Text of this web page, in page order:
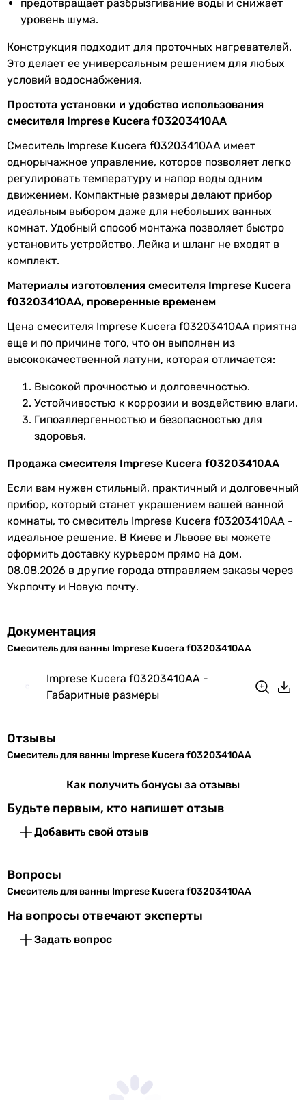
предотвращает разбрызгивание воды и снижает
уровень шума.
Конструкция подходит для проточных нагревателей.
Это делает ее универсальным решением для любых
условий водоснабжения.
Простота установки и удобство использования
смесителя Imprese Kucera f03203410AA
Смеситель Imprese Kucera f03203410AA имеет
однорычажное управление, которое позволяет легко
регулировать температуру и напор воды одним
движением. Компактные размеры делают прибор
идеальным выбором даже для небольших ванных
комнат. Удобный способ монтажа позволяет быстро
установить устройство. Лейка и шланг не входят в
комплект.
Материалы изготовления смесителя Imprese Kucera
f03203410AA, проверенные временем
Цена смесителя Imprese Kucera f03203410AA приятна
еще и по причине того, что он выполнен из
высококачественной латуни, которая отличается:
Высокой прочностью и долговечностью.
Устойчивостью к коррозии и воздействию влаги.
Гипоаллергенностью и безопасностью для
здоровья.
Продажа смесителя Imprese Kucera f03203410AA
Если вам нужен стильный, практичный и долговечный
прибор, который станет украшением вашей ванной
комнаты, то смеситель Imprese Kucera f03203410AA -
идеальное решение. В Киеве и Львове вы можете
оформить доставку курьером прямо на дом.
08.08.2026 в другие города отправляем заказы через
Укрпочту и Новую почту.
Документация
Смеситель для ванны Imprese Kucera f03203410AA
Imprese Kucera f03203410AA -
Габаритные размеры
Отзывы
Смеситель для ванны Imprese Kucera f03203410AA
Как получить бонусы за отзывы
Будьте первым, кто напишет отзыв
Добавить свой отзыв
Вопросы
Смеситель для ванны Imprese Kucera f03203410AA
На вопросы отвечают эксперты
Задать вопрос